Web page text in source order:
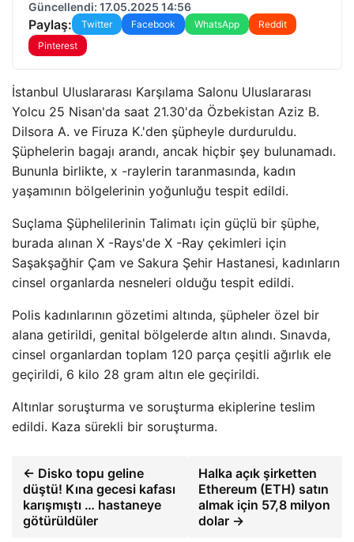
Güncellendi: 17.05.2025 14:56
Paylaş: Twitter Facebook WhatsApp
Reddit
Pinterest
İstanbul Uluslararası Karşılama Salonu Uluslararası
Yolcu 25 Nisan'da saat 21.30'da Özbekistan Aziz B.
Dilsora A. ve Firuza K.'den şüpheyle durduruldu.
Şüphelerin bagajı arandı, ancak hiçbir şey bulunamadı.
Bununla birlikte, x -raylerin taranmasında, kadın
yaşamının bölgelerinin yoğunluğu tespit edildi.
Suçlama Şüphelilerinin Talimatı için güçlü bir şüphe,
burada alınan X -Rays'de X -Ray çekimleri için
Saşakşağhir Çam ve Sakura Şehir Hastanesi, kadınların
cinsel organlarda nesneleri olduğu tespit edildi.
Polis kadınlarının gözetimi altında, şüpheler özel bir
alana getirildi, genital bölgelerde altın alındı. Sınavda,
cinsel organlardan toplam 120 parça çeşitli ağırlık ele
geçirildi, 6 kilo 28 gram altın ele geçirildi.
Altınlar soruşturma ve soruşturma ekiplerine teslim
edildi. Kaza sürekli bir soruşturma.
← Disko topu geline
düştü! Kına gecesi kafası
karışmıştı … hastaneye
götürüldüler
Halka açık şirketten
Ethereum (ETH) satın
almak için 57,8 milyon
dolar →